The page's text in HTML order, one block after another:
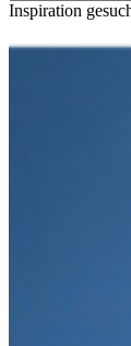
Inspiration